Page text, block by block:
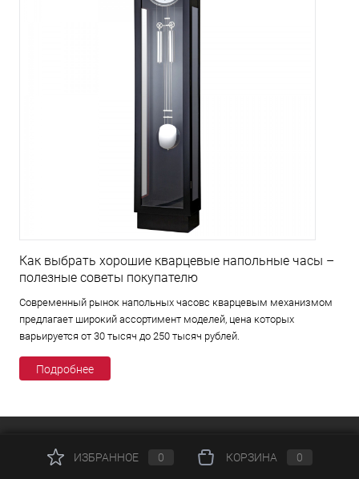
Как выбрать хорошие кварцевые напольные часы –
полезные советы покупателю
Современный рынок напольных часовс кварцевым механизмом
предлагает широкий ассортимент моделей, цена которых
варьируется от 30 тысяч до 250 тысяч рублей.
Подробнее
КАТАЛОГИЗБРАННОЕ 0 КОРЗИНА 0